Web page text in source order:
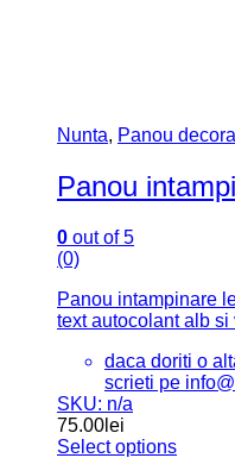
Nunta, Panou
Panou
0 out of 5
(0)
Panou intampinare
text autocolant alb
daca doriti o
scrieti pe
SKU: n/a
75.00 lei
Select options